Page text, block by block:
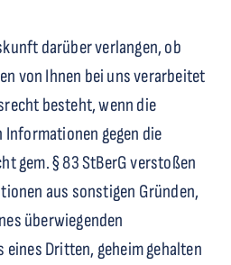
darüber verlangen, ob
von Ihnen bei uns verarbeitet
besteht, wenn die
gegen die
gem. § 83 StBerG verstoßen
aus sonstigen Gründen,
überwiegenden
Dritten, geheim gehalten